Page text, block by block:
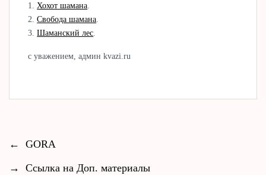
1.Хохот шамана
2.Свобода шамана
3.Шаманский лес
с уважением, админ kvazi.ru
←
GORA
→
Ссылка на Доп. материалы